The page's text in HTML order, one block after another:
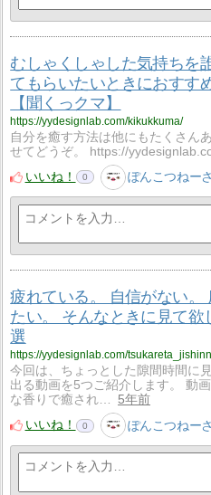
むしゃくしゃした気持ちを
てもらいたいときにおすす
【聞くっクマ】
https://yydesignlab.com/kikukkuma/
自分を癒す方法は他にもたくさん
せてどうぞ。 https://
いいね！
0 ぽんこつねー
疲れている。 自信がない。
たい。 そんなときに見て欲
選
今回は、ちょっとした隙間時間に
出る動画を5つご紹介します。 動
な香りで癒され…
5年前
いいね！
0 ぽんこつねー